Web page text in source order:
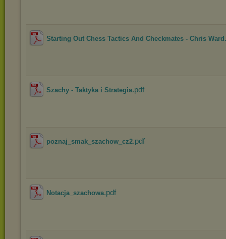
Starting Out Chess Tactics And Checkmates - Chris
Szachy - Taktyka i Strategia.pdf
poznaj_smak_szachow_cz2.pdf
Notacja_szachowa.pdf